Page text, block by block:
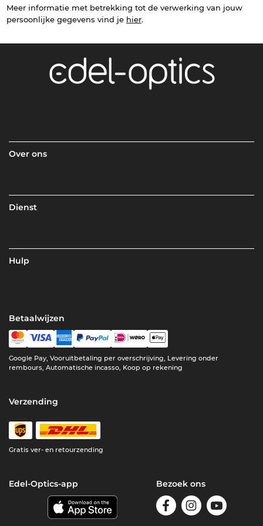
Meer informatie met betrekking tot de verwerking van jouw
persoonlijke gegevens vind je hier.
Over ons
Dienst
Hulp
Betaalwijzen
Google Pay, Vooruitbetaling per overschrijving, Levering onder
rembours, Automatische incasso, Koop op rekening
Verzending
Gratis ver- en retourzending
Edel-Optics-app Bezoek ons